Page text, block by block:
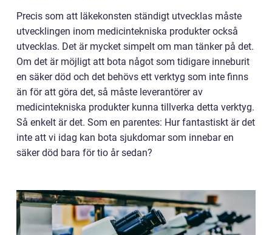
Precis som att läkekonsten ständigt utvecklas måste
utvecklingen inom medicintekniska produkter också
utvecklas. Det är mycket simpelt om man tänker på det.
Om det är möjligt att bota något som tidigare inneburit
en säker död och det behövs ett verktyg som inte finns
än för att göra det, så måste leverantörer av
medicintekniska produkter kunna tillverka detta verktyg.
Så enkelt är det. Som en parentes: Hur fantastiskt är det
inte att vi idag kan bota sjukdomar som innebar en
säker död bara för tio år sedan?